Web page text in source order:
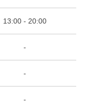
13:00 - 20:00
-
-
-